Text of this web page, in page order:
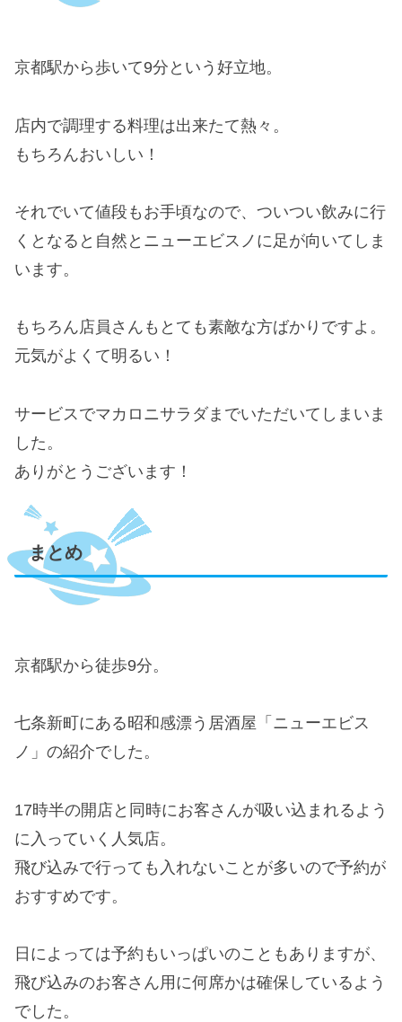
京都駅から歩いて9分という好立地。
店内で調理する料理は出来たて熱々。
もちろんおいしい！
それでいて値段もお手頃なので、ついつい飲みに行
くとなると自然とニューエビスノに足が向いてしま
います。
もちろん店員さんもとても素敵な方ばかりですよ。
元気がよくて明るい！
サービスでマカロニサラダまでいただいてしまいま
した。
ありがとうございます！
まとめ
京都駅から徒歩9分。
七条新町にある昭和感漂う居酒屋「ニューエビス
ノ」の紹介でした。
17時半の開店と同時にお客さんが吸い込まれるよう
に入っていく人気店。
飛び込みで行っても入れないことが多いので予約が
おすすめです。
日によっては予約もいっぱいのこともありますが、
飛び込みのお客さん用に何席かは確保しているよう
でした。